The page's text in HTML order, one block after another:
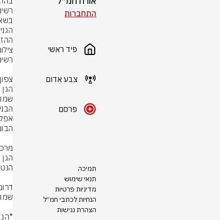
התחברות
פיד ראשי
צבע אדום
פרסם
תמיכה
תנאי שימוש
מדיניות פרטיות
הנחיות לכתבי חמ״ל
הצהרת נגישות